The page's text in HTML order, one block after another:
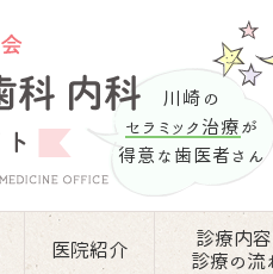
川崎の
セラミック治療 が
得意な歯医者さん
医院紹介
診療内
診療の流